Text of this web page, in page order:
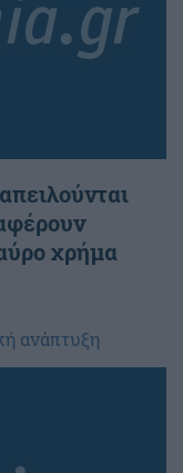
χρήμα
ανάπτυξη